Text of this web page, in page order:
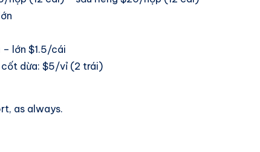
– lớn $1.5/cái
cốt dừa: $5/vỉ (2 trái)
as always.